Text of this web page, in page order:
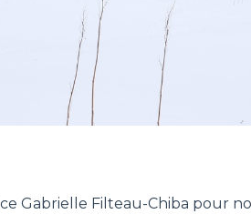
Gabrielle Filteau-Chiba pour